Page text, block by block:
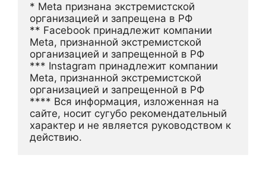
* Meta признана экстремистской
организацией и запрещена в РФ
** Facebook принадлежит компании
Meta, признанной экстремистской
организацией и запрещенной в РФ
*** Instagram принадлежит компании
Meta, признанной экстремистской
организацией и запрещенной в РФ
**** Вся информация, изложенная на
сайте, носит сугубо рекомендательный
характер и не является руководством к
действию.